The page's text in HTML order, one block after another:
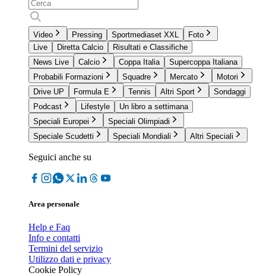
Video Pressing Sportmediaset XXL
Foto
Live
Diretta Calcio
Risultati e Classifiche
News Live
Calcio Coppa Italia
Supercoppa Italiana
Probabili Formazioni
Squadre Mercato
Motori
Drive UP
Formula E Tennis Altri Sport
Sondaggi
Podcast
Lifestyle
Un libro a settimana
Speciali Europei
Speciali Olimpiadi
Speciale Scudetti
Speciali Mondiali Altri Speciali
Seguici anche su
Area personale
Help e Faq
Info e contatti
Termini del servizio
Utilizzo dati e privacy
Cookie Policy